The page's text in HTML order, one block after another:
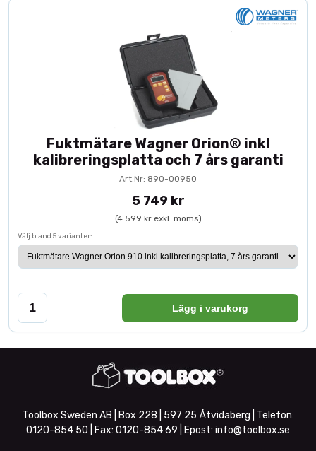
Fuktmätare Wagner Orion® inkl
kalibreringsplatta och 7 års garanti
Art.Nr: 890-00950
5 749 kr
(4 599 kr exkl. moms)
Välj bland 5 varianter:
Lägg i varukorg
Toolbox Sweden AB | Box 228 | 597 25 Åtvidaberg | Telefon:
0120-854 50 | Fax: 0120-854 69 | Epost: info@toolbox.se